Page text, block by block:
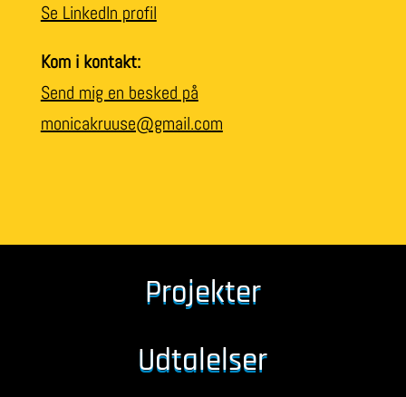
Se LinkedIn profil
Kom i kontakt:
Send mig en besked på
monicakruuse@gmail.com
Projekter
Udtalelser